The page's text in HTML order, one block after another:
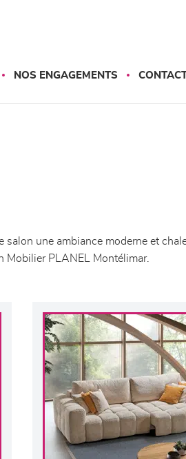
NOS ENGAGEMENTS
une ambiance moderne et
Mobilier PLANEL Montélimar.